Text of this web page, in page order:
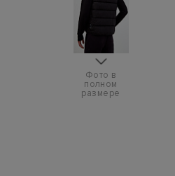
Фото в
полном
размере